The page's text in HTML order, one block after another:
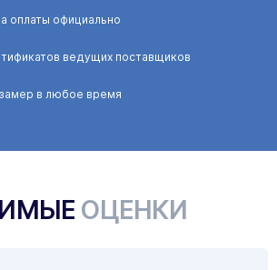
оплаты официально
ведущих поставщиков
в любое время
ОЦЕНКИ